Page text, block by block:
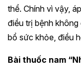
thể. Chính vì vậy,
điều trị bệnh
bổ sức khỏe, điều
Bài thuốc nam